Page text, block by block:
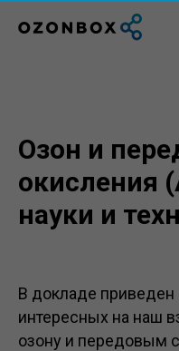
Озон и
окисления
науки и
В докладе приведен
интересных на наш
озону и передовым